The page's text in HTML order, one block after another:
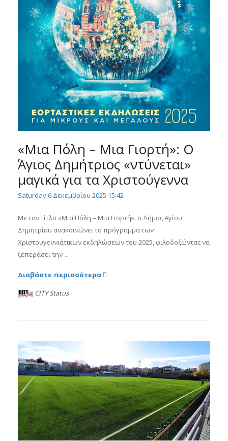
«Μια Πόλη – Μια Γιορτή»: Ο
Άγιος Δημήτριος «ντύνεται»
μαγικά για τα Χριστούγεννα
Saturday 6 Δεκεμβρίου 2025 15:42
Με τον τίτλο «Μια Πόλη – Μια Γιορτή», ο Δήμος Αγίου
Δημητρίου ανακοινώνει το πρόγραμμα των
Χριστουγεννιάτικων εκδηλώσεων του 2025, φιλοδοξώντας να
ξεπεράσει την ...
Διαβάστε περισσότερα
CITY Status